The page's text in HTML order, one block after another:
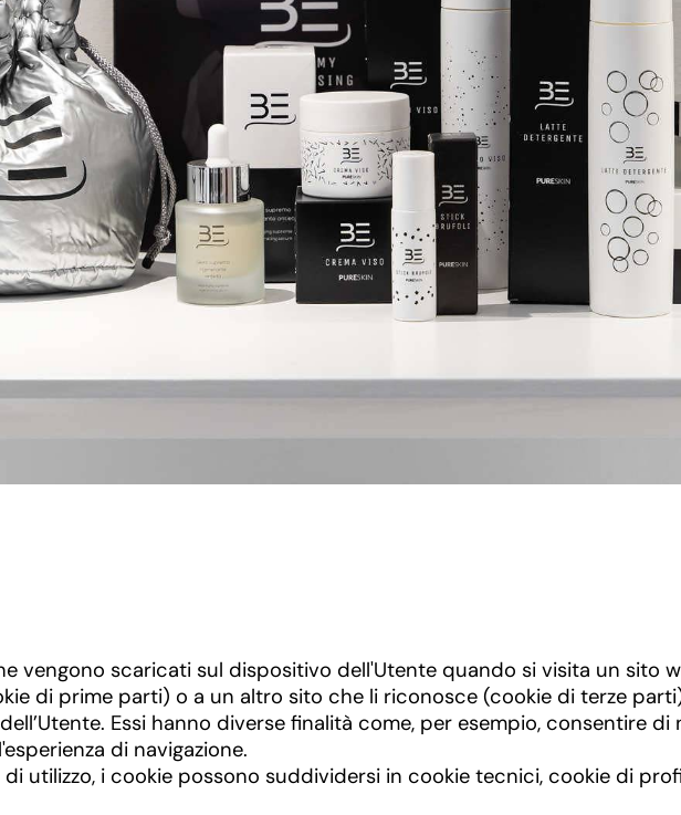
vengono scaricati sul dispositivo dell'Utente quando si visita un sito
di prime parti) o a un altro sito che li riconosce (cookie di terze
Essi hanno diverse finalità come, per esempio, consentire
di navigazione.
di utilizzo, i cookie possono suddividersi in cookie tecnici, cookie di